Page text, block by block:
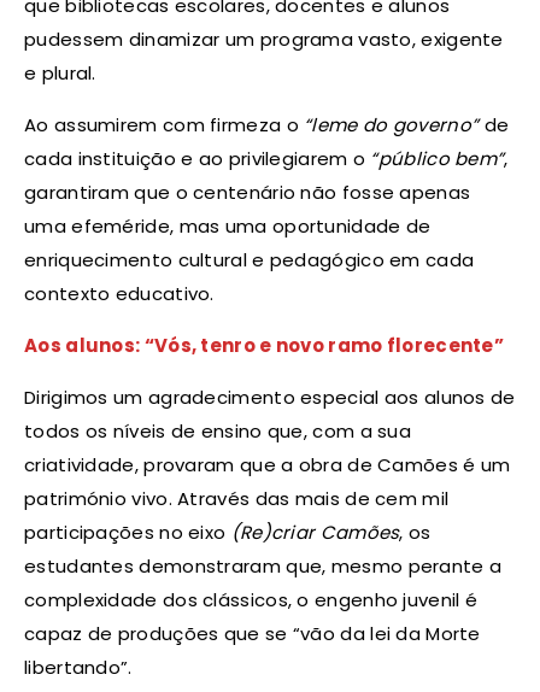
que bibliotecas escolares, docentes e alunos
pudessem dinamizar um programa vasto, exigente
e plural.
Ao assumirem com firmeza o “leme do governo”de
cada instituição e ao privilegiarem o “público bem”,
garantiram que o centenário não fosse apenas
uma efeméride, mas uma oportunidade de
enriquecimento cultural e pedagógico em cada
contexto educativo.
Aos alunos: “Vós, tenro e novo ramo florecente”
Dirigimos um agradecimento especial aos alunos de
todos os níveis de ensino que, com a sua
criatividade, provaram que a obra de Camões é um
património vivo. Através das mais de cem mil
participações no eixo (Re)criar Camões, os
estudantes demonstraram que, mesmo perante a
complexidade dos clássicos, o engenho juvenil é
capaz de produções que se “vão da lei da Morte
libertando”.